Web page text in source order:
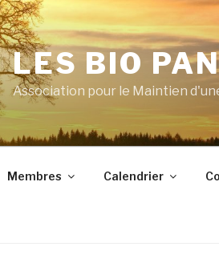
LES BIO
Association pour le Maintien
Membres Calendrier